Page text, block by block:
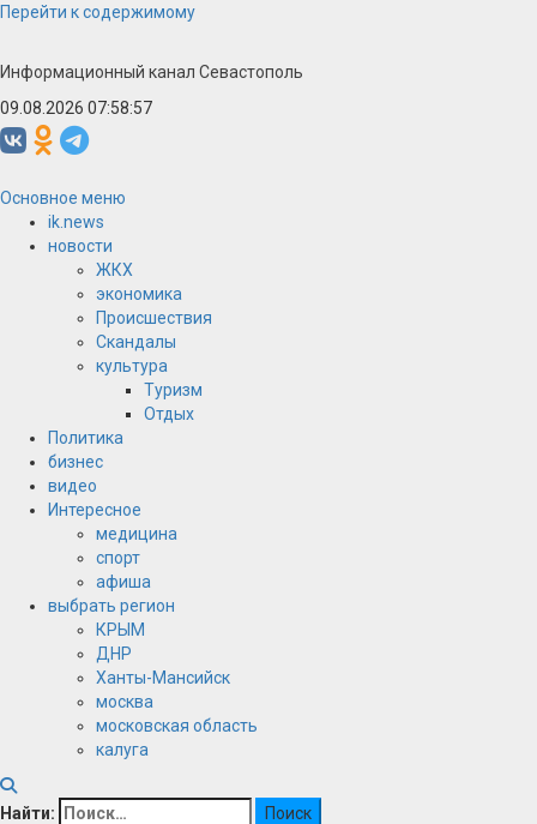
Перейти к содержимому
Информационный канал Севастополь
09.08.2026 07:58:57
Основное меню
ik.news
новости
ЖКХ
экономика
Происшествия
Скандалы
культура
Туризм
Отдых
Политика
бизнес
видео
Интересное
медицина
спорт
афиша
выбрать регион
КРЫМ
ДНР
Ханты-Мансийск
москва
московская область
калуга
Найти: